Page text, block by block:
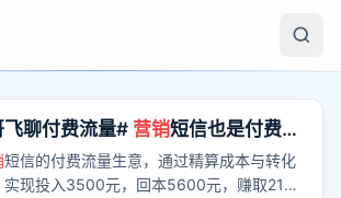
聊付费流量# 营销短信也是付费流
意
短信的付费流量生意，通过精算成本与转化
实现投入3500元，回本5600元，赚取2100